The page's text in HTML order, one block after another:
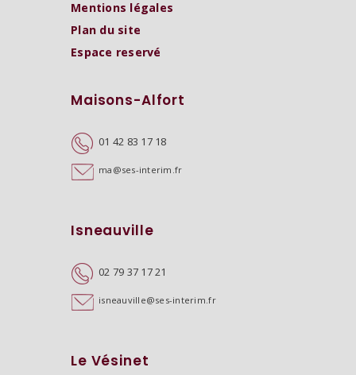
Mentions légales
Plan du site
Espace reservé
Maisons-Alfort
01 42 83 17 18
ma@ses-interim.fr
Isneauville
02 79 37 17 21
isneauville@ses-interim.fr
Le Vésinet